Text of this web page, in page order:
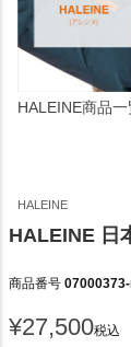
HALEINE商品一
HALEINE
HALEINE 日
商品番号
¥27,500税込